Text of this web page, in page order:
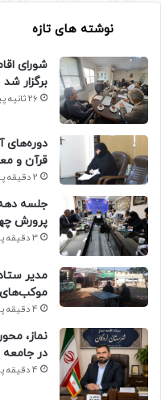
نوشته های تازه
شورای
برگزار شد
26 ثانیه پیش
دوره‌های
قرآن و
2 دقیقه پیش
جلسه
پرورش
3 دقیقه پیش
مدیر
موکب‌های
4 دقیقه پیش
نماز،
در
4 دقیقه پیش